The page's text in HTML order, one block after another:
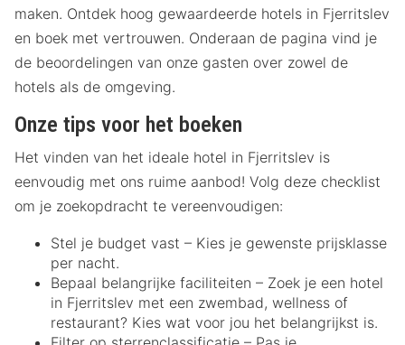
maken. Ontdek hoog gewaardeerde hotels in Fjerritslev
en boek met vertrouwen. Onderaan de pagina vind je
de beoordelingen van onze gasten over zowel de
hotels als de omgeving.
Onze tips voor het boeken
Het vinden van het ideale hotel in Fjerritslev is
eenvoudig met ons ruime aanbod! Volg deze checklist
om je zoekopdracht te vereenvoudigen:
Stel je budget vast – Kies je gewenste prijsklasse
per nacht.
Bepaal belangrijke faciliteiten – Zoek je een hotel
in Fjerritslev met een zwembad, wellness of
restaurant? Kies wat voor jou het belangrijkst is.